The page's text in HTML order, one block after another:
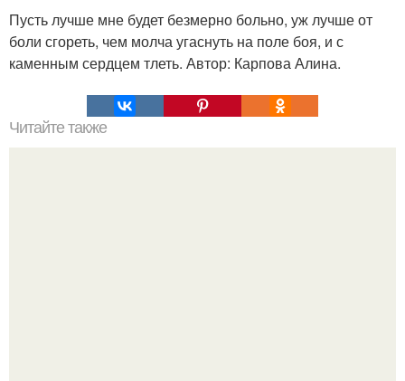
Пусть лучше мне будет безмерно больно, уж лучше от
боли сгореть, чем молча угаснуть на поле боя, и с
каменным сердцем тлеть. Автор: Карпова Алина.
Читайте также